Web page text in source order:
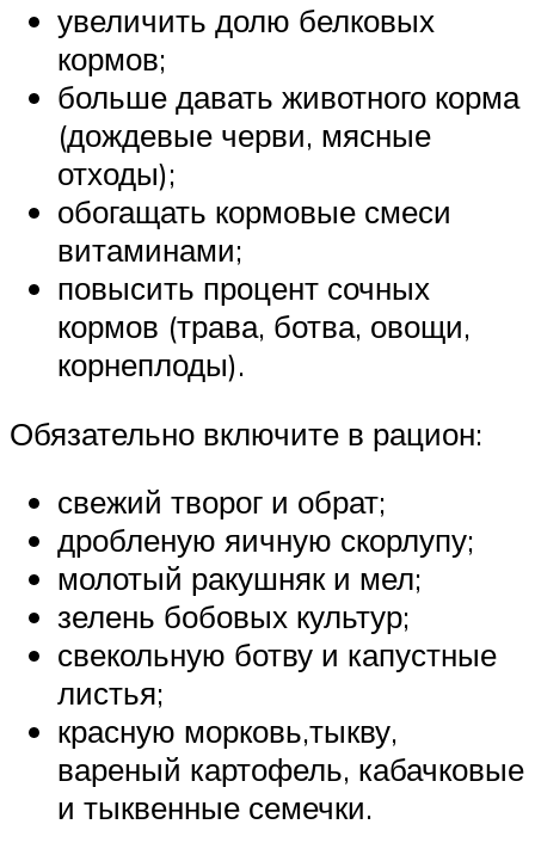
увеличить долю белковых
кормов;
больше давать животного корма
(дождевые черви, мясные
отходы);
обогащать кормовые смеси
витаминами;
повысить процент сочных
кормов (трава, ботва, овощи,
корнеплоды).
Обязательно включите в рацион:
свежий творог и обрат;
дробленую яичную скорлупу;
молотый ракушняк и мел;
зелень бобовых культур;
свекольную ботву и капустные
листья;
красную морковь,тыкву,
вареный картофель, кабачковые
и тыквенные семечки.